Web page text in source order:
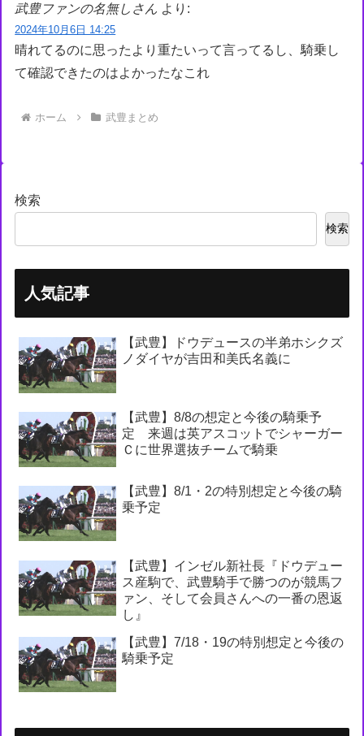
武豊ファンの名無しさん より:
2024年10月6日 14:25
晴れてるのに思ったより重たいって言ってるし、騎乗し
て確認できたのはよかったなこれ
ホーム 武豊まとめ
検索
検索
人気記事
【武豊】ドウデュースの半弟ホシクズ
ノダイヤが吉田和美氏名義に
【武豊】8/8の想定と今後の騎乗予
定 来週は英アスコットでシャーガー
Ｃに世界選抜チームで騎乗
【武豊】8/1・2の特別想定と今後の騎
乗予定
【武豊】インゼル新社長『ドウデュー
ス産駒で、武豊騎手で勝つのが競馬フ
ァン、そして会員さんへの一番の恩返
し』
【武豊】7/18・19の特別想定と今後の
騎乗予定